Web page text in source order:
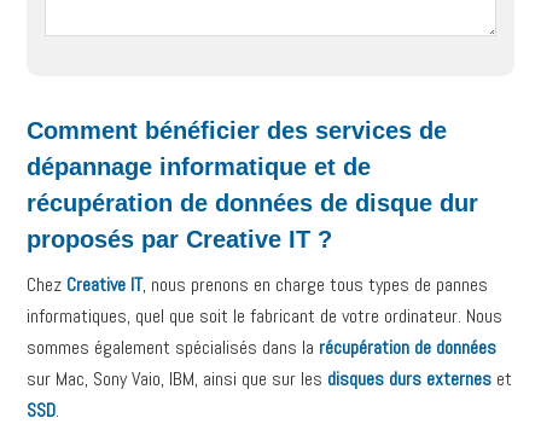
Comment bénéficier des services de
dépannage informatique et de
récupération de données de disque dur
proposés par Creative IT ?
Chez Creative IT, nous prenons en charge tous types de pannes
informatiques, quel que soit le fabricant de votre ordinateur. Nous
sommes également spécialisés dans la récupération de données
sur Mac, Sony Vaio, IBM, ainsi que sur les disques durs externes et
SSD.